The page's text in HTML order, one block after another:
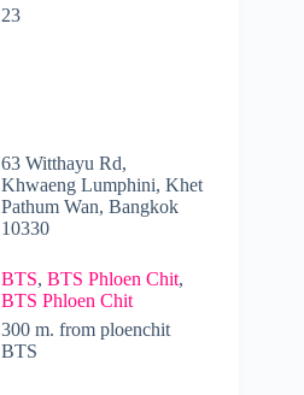
23
63 Witthayu Rd,
Khwaeng Lumphini, Khet
Pathum Wan, Bangkok
10330
BTS, BTS Phloen Chit,
BTS Phloen Chit
300 m. from ploenchit
BTS